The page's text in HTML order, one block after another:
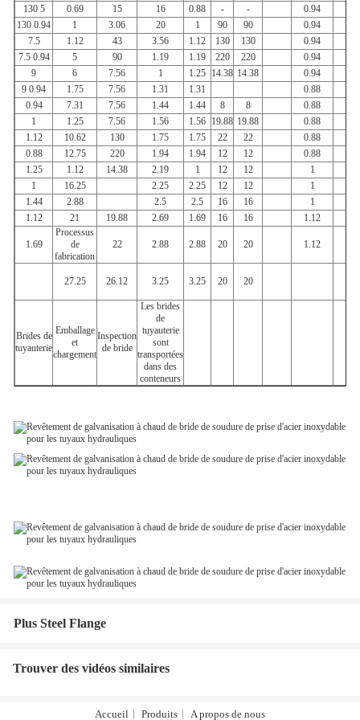
130 5 0.69 15 16 0.88 - - 0.94
130 0.94 1 3.06 20 1 90 90 0.94
7.5
1.12 43 3.56 1.12 130 130 0.94
7.5 0.94 5 90 1.19 1.19 220 220 0.94
9
6 7.56 1 1.25 14.38 14.38 0.94
9 0.94 1.75 7.56 1.31 1.31 0.88
0.94
7.31 7.56 1.44 1.44 8 8 0.88
1
1.25 7.56 1.56 1.56 19.88 19.88 0.88
1.12
10.62 130 1.75 1.75 22 22 0.88
0.88
12.75 220 1.94 1.94 12 12 0.88
1.25
1.12 14.38 2.19 1 12 12 1
1
16.25 2.25 2.25 12 12 1
1.44
2.88 2.5 2.5 16 16 1
1.12
21 19.88 2.69 1.69 16 16 1.12
1.69
Processus
de
fabrication
22 2.88 2.88 20 20 1.12
27.25 26.12 3.25 3.25 20 20
Brides de
tuyauterie
Emballage
et
chargement
Inspection
de bride
Les brides
de
tuyauterie
sont
transportées
dans des
conteneurs
Plus Steel Flange
Trouver des vidéos similaires
Accueil Produits A propos de nous